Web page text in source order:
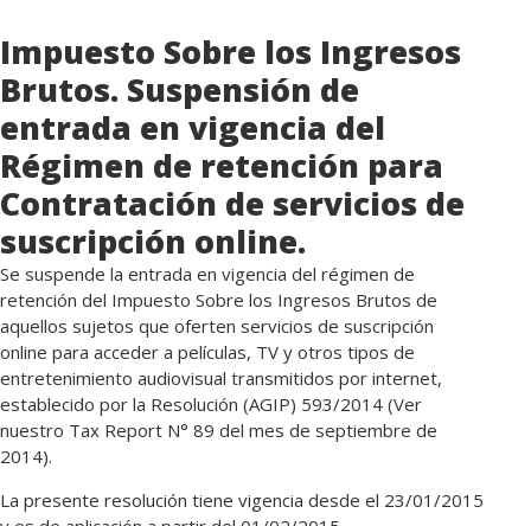
Impuesto Sobre los Ingresos
Brutos. Suspensión de
entrada en vigencia del
Régimen de retención para
Contratación de servicios de
suscripción online.
Se suspende la entrada en vigencia del régimen de
retención del Impuesto Sobre los Ingresos Brutos de
aquellos sujetos que oferten servicios de suscripción
online para acceder a películas, TV y otros tipos de
entretenimiento audiovisual transmitidos por internet,
establecido por la Resolución (AGIP) 593/2014 (Ver
nuestro Tax Report N° 89 del mes de septiembre de
2014).
La presente resolución tiene vigencia desde el 23/01/2015